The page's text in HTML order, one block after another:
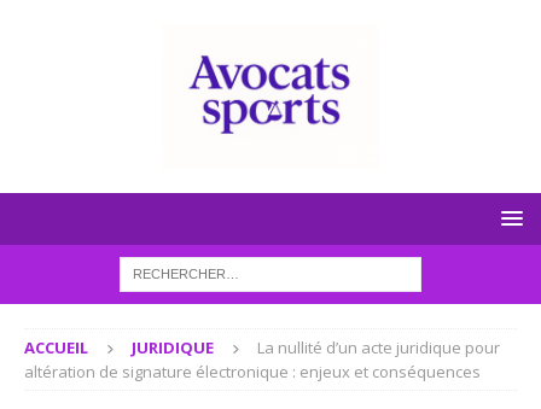
ACCUEIL JURIDIQUE
La nullité d’un acte juridique pour
altération de signature électronique : enjeux et conséquences